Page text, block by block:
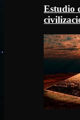
Estudio